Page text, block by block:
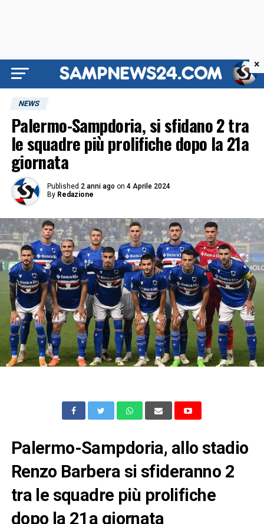
NEWS
Palermo-Sampdoria, si sfidano 2 tra
le squadre più prolifiche dopo la 21a
giornata
Published 2 anni ago on 4 Aprile 2024
By Redazione
Palermo-Sampdoria, allo stadio
Renzo Barbera si sfideranno 2
tra le squadre più prolifiche
dopo la 21a giornata
×